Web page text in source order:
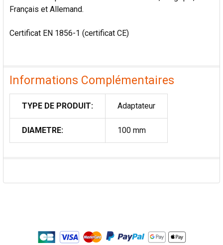
Français et Allemand.
Certificat EN 1856-1 (certificat CE)
Informations Complémentaires
TYPE DE PRODUIT: Adaptateur
DIAMETRE: 100 mm